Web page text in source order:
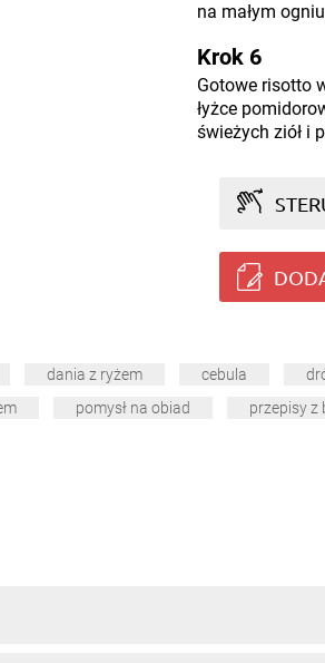
na małym
Krok 6
Gotowe risotto
łyżce
świeżych ziół i
dania z ryżem cebula
pomysł na obiad przepisy z